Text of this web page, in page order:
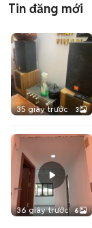
Tin đăng mới
35 giây trước 3
36 giây trước 6